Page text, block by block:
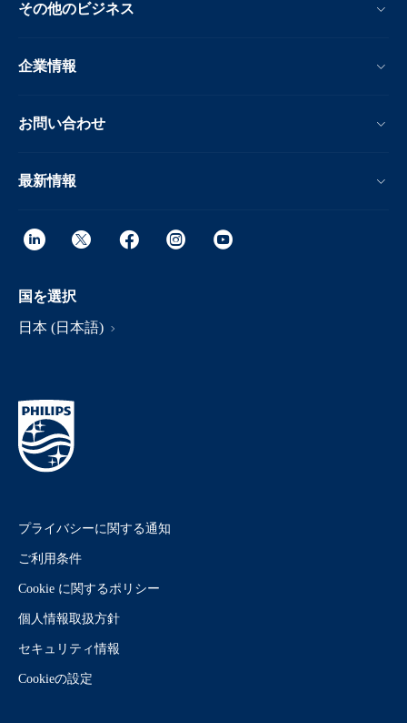
その他のビジネス
企業情報
お問い合わせ
最新情報
国を選択
日本 (日本語)
プライバシーに関する通知
ご利用条件
Cookie に関するポリシー
個人情報取扱方針
セキュリティ情報
Cookieの設定